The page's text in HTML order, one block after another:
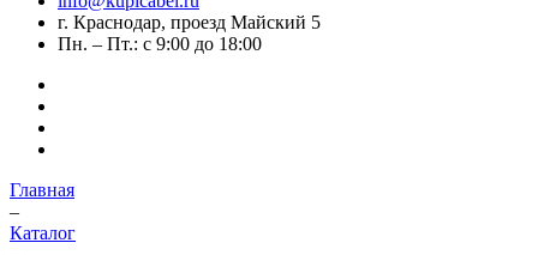
г. Краснодар, проезд Майский 5
Пн. – Пт.: с 9:00 до 18:00
Главная
–
Каталог